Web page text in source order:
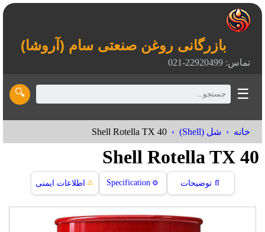
بازرگانی روغن صنعتی سام (آروشا)
تماس: 22920499-021
☰
🔍
خانه شل (Shell) Shell Rotella TX 40
Shell Rotella TX 40
📄 توضیحات ⚙️
Specification
⚠️ اطلاعات ایمنی